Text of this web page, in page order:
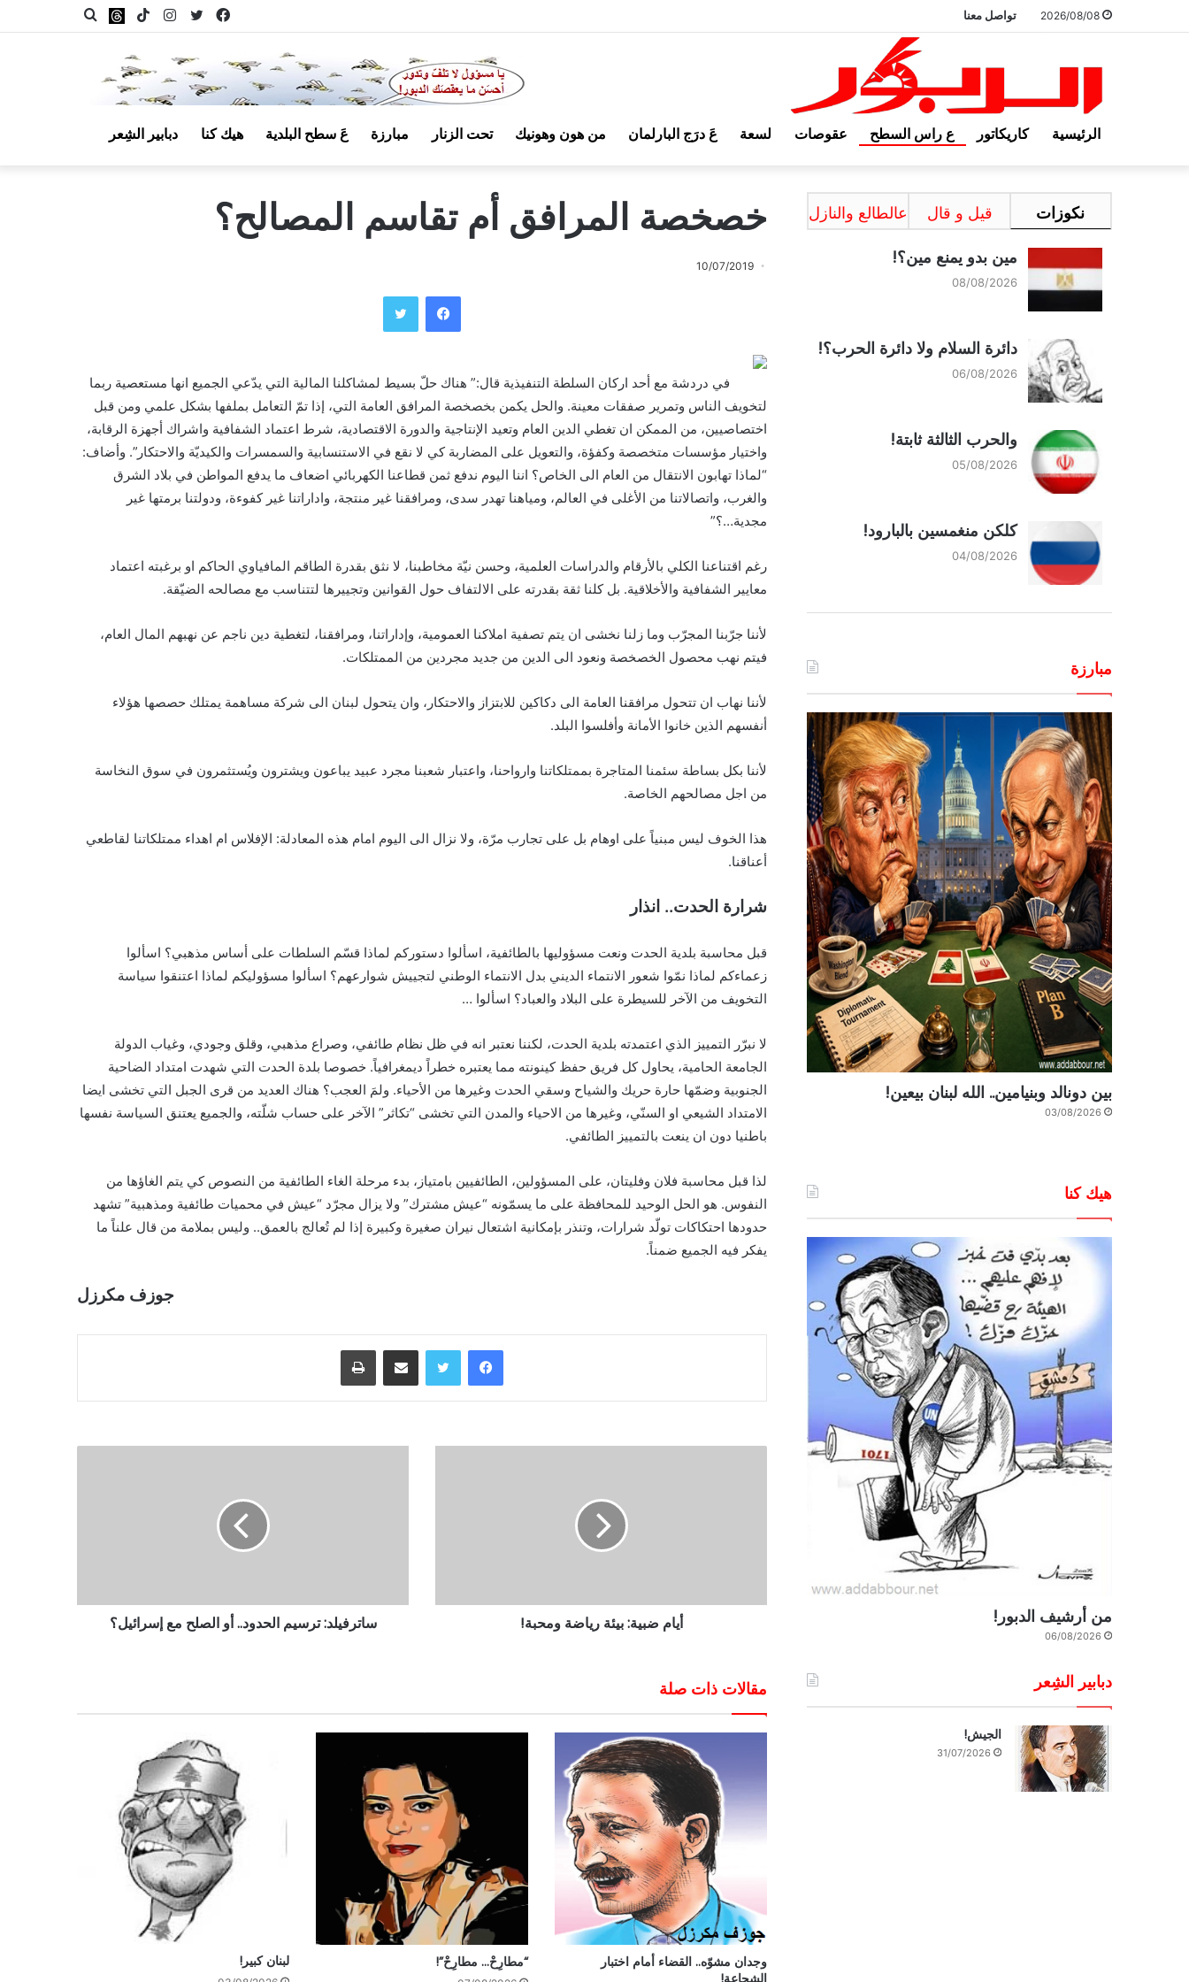
تواصل معنا Threads‫TikTokانستقرام تويتر
فيسبوك
الرئيسية كاريكاتور ع راس السطح عقوصات لسعة عَ درَج البارلمان من هون وهونيك تحت الزنار مبارزة عَ سطح البلدية هيك كنا
دبابير الشِعر
خصخصة المرافق أم تقاسم المصالح؟
10/07/2019
فيسبوك
في دردشة مع أحد اركان السلطة التنفيذية قال:” هناك حلّ بسيط لمشاكلنا المالية التي يدّعي الجميع انها مستعصية ربما
لتخويف الناس وتمرير صفقات معينة. والحل يكمن بخصخصة المرافق العامة التي، إذا تمّ التعامل بملفها بشكل علمي ومن قبل
اختصاصيين، من الممكن ان تغطي الدين العام وتعيد الإنتاجية والدورة الاقتصادية، شرط اعتماد الشفافية واشراك أجهزة الرقابة،
واختيار مؤسسات متخصصة وكفؤة، والتعويل على المضاربة كي لا نقع في الاستنسابية والسمسرات والكيديّة والاحتكار”. وأضاف:
“لماذا تهابون الانتقال من العام الى الخاص؟ اننا اليوم ندفع ثمن قطاعنا الكهربائي اضعاف ما يدفع المواطن في بلاد الشرق
والغرب، واتصالاتنا من الأغلى في العالم، ومياهنا تهدر سدى، ومرافقنا غير منتجة، واداراتنا غير كفوءة، ودولتنا برمتها غير
مجدية…؟”
رغم اقتناعنا الكلي بالأرقام والدراسات العلمية، وحسن نيّة مخاطبنا، لا نثق بقدرة الطاقم المافياوي الحاكم او برغبته اعتماد
معايير الشفافية والأخلاقية. بل كلنا ثقة بقدرته على الالتفاف حول القوانين وتجييرها لتتناسب مع مصالحه الضيّقة.
لأننا جرّبنا المجرّب وما زلنا نخشى ان يتم تصفية املاكنا العمومية، وإداراتنا، ومرافقنا، لتغطية دين ناجم عن نهبهم المال العام،
فيتم نهب محصول الخصخصة ونعود الى الدين من جديد مجردين من الممتلكات.
لأننا نهاب ان تتحول مرافقنا العامة الى دكاكين للابتزاز والاحتكار، وان يتحول لبنان الى شركة مساهمة يمتلك حصصها هؤلاء
أنفسهم الذين خانوا الأمانة وأفلسوا البلد.
لأننا بكل بساطة سئمنا المتاجرة بممتلكاتنا وارواحنا، واعتبار شعبنا مجرد عبيد يباعون ويشترون ويُستثمرون في سوق النخاسة
من اجل مصالحهم الخاصة.
هذا الخوف ليس مبنياً على اوهام بل على تجارب مرّة، ولا نزال الى اليوم امام هذه المعادلة: الإفلاس ام اهداء ممتلكاتنا لقاطعي
أعناقنا.
شرارة الحدت.. انذار
قبل محاسبة بلدية الحدت ونعت مسؤوليها بالطائفية، اسألوا دستوركم لماذا قسّم السلطات على أساس مذهبي؟ اسألوا
زعماءكم لماذا نمّوا شعور الانتماء الديني بدل الانتماء الوطني لتجييش شوارعهم؟ اسألوا مسؤوليكم لماذا اعتنقوا سياسة
التخويف من الآخر للسيطرة على البلاد والعباد؟ اسألوا …
لا نبرّر التمييز الذي اعتمدته بلدية الحدت، لكننا نعتبر انه في ظل نظام طائفي، وصراع مذهبي، وقلق وجودي، وغياب الدولة
الجامعة الحامية، يحاول كل فريق حفظ كينونته مما يعتبره خطراً ديمغرافياً. خصوصا بلدة الحدت التي شهدت امتداد الضاحية
الجنوبية وضمّها حارة حريك والشياح وسقي الحدت وغيرها من الأحياء. ولمَ العجب؟ هناك العديد من قرى الجبل التي تخشى ايضا
الامتداد الشيعي او السنّي، وغيرها من الاحياء والمدن التي تخشى “تكاثر” الآخر على حساب شلّته، والجميع يعتنق السياسة نفسها
باطنيا دون ان ينعت بالتمييز الطائفي.
لذا قبل محاسبة فلان وفليتان، على المسؤولين، الطائفيين بامتياز، بدء مرحلة الغاء الطائفية من النصوص كي يتم الغاؤها من
النفوس. هو الحل الوحيد للمحافظة على ما يسمّونه “عيش مشترك” ولا يزال مجرّد “عيش في محميات طائفية ومذهبية” تشهد
حدودها احتكاكات تولّد شرارات، وتنذر بإمكانية اشتعال نيران صغيرة وكبيرة إذا لم تُعالج بالعمق.. وليس بملامة من قال علناً ما
يفكر فيه الجميع ضمناً.
جوزف مكرزل
فيسبوك
أيام ضبية: بيئة رياضة ومحبة! ساترفيلد: ترسيم الحدود.. أو الصلح مع إسرائيل؟
مقالات ذات صلة
وجدان مشوّه.. القضاء أمام اختبار
الشجاعة!
“مطارِحْ… مطارِحْ”! لبنان كبير!
نكوزات قيل و قال عالطالع والنازل
مين بدو يمنع مين؟!
08/08/2026
دائرة السلام ولا دائرة الحرب؟!
06/08/2026
والحرب الثالثة ثابتة!
05/08/2026
كلكن منغمسين بالبارود!
04/08/2026
مبارزة
بين دونالد وبنيامين.. الله لبنان بيعين!
03/08/2026
هيك كنا
من أرشيف الدبور!
06/08/2026
دبابير الشِعر
الجيش!
31/07/2026